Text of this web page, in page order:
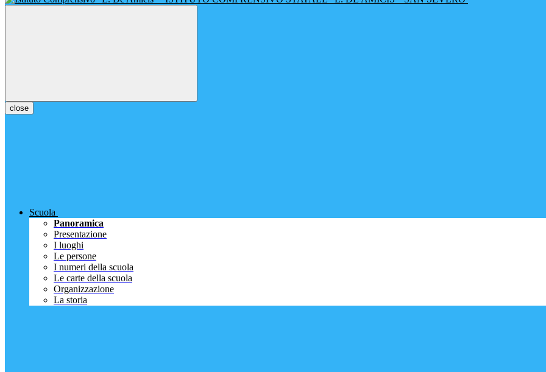
close
Scuola
Panoramica
Presentazione
I luoghi
Le persone
I numeri della scuola
Le carte della scuola
Organizzazione
La storia